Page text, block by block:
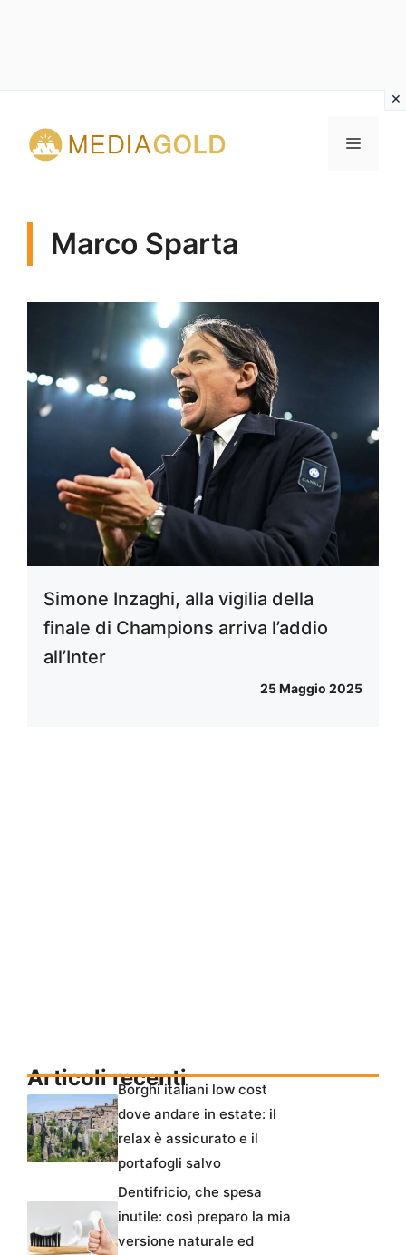
contenuto
MENU
Marco Sparta
Simone Inzaghi, alla vigilia della
finale di Champions arriva l’addio
all’Inter
25 Maggio 2025
Articoli recentiBorghi italiani low cost
dove andare in estate: il
relax è assicurato e il
portafogli salvo
Dentifricio, che spesa
inutile: così preparo la mia
versione naturale ed